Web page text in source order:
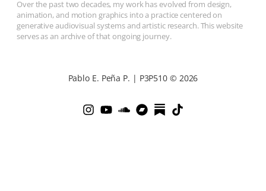
Over the past two decades, my work has evolved from design,
animation, and motion graphics into a practice centered on
generative audiovisual systems and artistic research. This website
serves as an archive of that ongoing journey.
Pablo E. Peña P. | P3P510 © 2026